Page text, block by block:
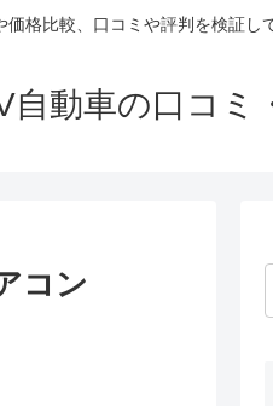
格比較、口コミや評判を検証し
動車の口コミ
コン